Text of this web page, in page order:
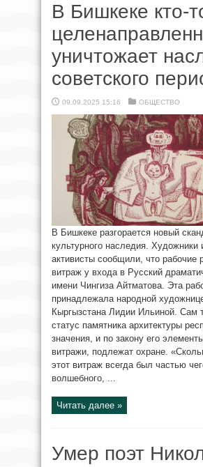
В Бишкеке кто-
уничтожает
советского
09.09.2025 15:16 ОБЩЕСТВО
В Бишкеке разгорается новый
культурного наследия. Художники
активисты сообщили, что рабочие
витраж у входа в Русский
имени Чингиза Айтматова. Эта
принадлежала народной
Кыргызстана Лидии Ильиной. Сам
статус памятника архитектуры
значения, и по закону его
витражи, подлежат охране.
этот витраж всегда был частью
волшебного, ...
Читать далее »
Умер поэт